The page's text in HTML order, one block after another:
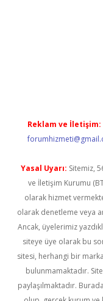
Reklam ve İletişim:
Yasal Uyarı: Sitemiz,
ve İletişim Kurumu
olarak hizmet
olarak denetleme veya
Ancak, üyelerimiz
siteye üye olarak bu
sitesi, herhangi bir
bulunmamaktadır.
paylaşılmaktadır.